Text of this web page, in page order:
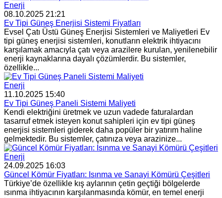
Enerji
08.10.2025 21:21
Ev Tipi Güneş Enerjisi Sistemi Fiyatları
Evsel Çatı Üstü Güneş Enerjisi Sistemleri ve Maliyetleri Ev
tipi güneş enerjisi sistemleri, konutların elektrik ihtiyacını
karşılamak amacıyla çatı veya arazilere kurulan, yenilenebilir
enerji kaynaklarına dayalı çözümlerdir. Bu sistemler,
özellikle...
Enerji
11.10.2025 15:40
Ev Tipi Güneş Paneli Sistemi Maliyeti
Kendi elektriğini üretmek ve uzun vadede faturalardan
tasarruf etmek isteyen konut sahipleri için ev tipi güneş
enerjisi sistemleri giderek daha popüler bir yatırım haline
gelmektedir. Bu sistemler, çatınıza veya arazinize...
Enerji
24.09.2025 16:03
Güncel Kömür Fiyatları: Isınma ve Sanayi Kömürü Çeşitleri
Türkiye’de özellikle kış aylarının çetin geçtiği bölgelerde
ısınma ihtiyacının karşılanmasında kömür, en temel enerji